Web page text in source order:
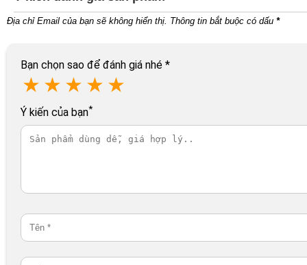
Địa chỉ Email của bạn sẽ không hiển thị. Thông tin bắt buộc có dấu *
Bạn chọn sao để đánh giá nhé *
★ ★ ★ ★ ★
Ý kiến của bạn*